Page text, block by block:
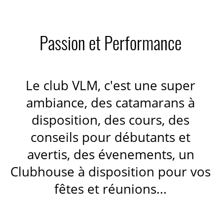
Passion et Performance
Le club VLM, c'est une super
ambiance, des catamarans à
disposition, des cours, des
conseils pour débutants et
avertis, des évenements, un
Clubhouse à disposition pour vos
fêtes et réunions...